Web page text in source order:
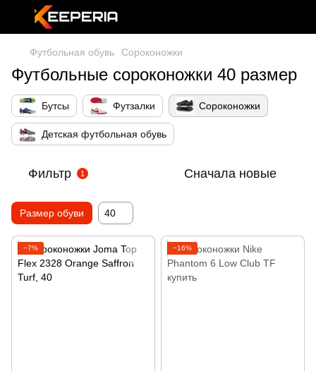
Футбольная обувь Сороконожки
Футбольные сороконожки 40 размер
Бутсы Футзалки Сороконожки
Детская футбольная обувь
Фильтр 1 Сначала новые
Размер обуви 40
−7% −16%